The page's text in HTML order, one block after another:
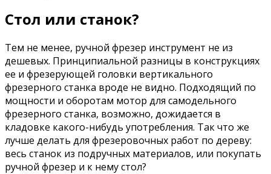
Стол или станок?
Тем не менее, ручной фрезер инструмент не из
дешевых. Принципиальной разницы в конструкциях
ее и фрезерующей головки вертикального
фрезерного станка вроде не видно. Подходящий по
мощности и оборотам мотор для самодельного
фрезерного станка, возможно, дожидается в
кладовке какого-нибудь употребления. Так что же
лучше делать для фрезеровочных работ по дереву:
весь станок из подручных материалов, или покупать
ручной фрезер и к нему стол?